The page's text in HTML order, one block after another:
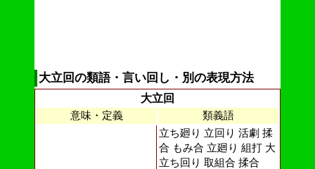
大立回の類語・言い回し・別の表現方法
大立回
意味・定義 類義語
立ち廻り 立回り 活劇 揉
合 もみ合 立廻り 組打 大
立ち回り 取組合 揉合